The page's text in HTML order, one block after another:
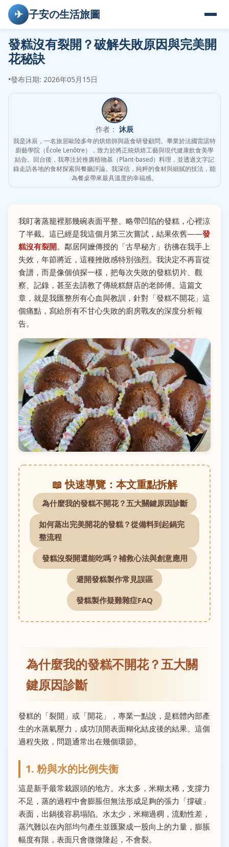
✈ 子安の生活旅圖
發糕沒有裂開？破解失敗原因與完美開
花秘訣
•發布日期: 2026年05月15日
作者： 沐辰
我是沐辰，一名旅居歐陸多年的烘焙師與蔬食研發顧問。畢業於法國雷諾特
廚藝學院（École Lenôtre），致力於將正統烘焙工藝與現代健康飲食美學
結合。回台後，我專注於推廣植物基（Plant-based）料理，並透過文字記
錄走訪各地的食材探索與餐廳評論。我深信，純粹的食材與細膩的技法，能
為餐桌帶來最具溫度的幸福感。
我盯著蒸籠裡那幾碗表面平整、略帶凹陷的發糕，心裡涼
了半截。這已經是我這個月第三次嘗試，結果依舊——發
糕沒有裂開。鄰居阿嬤傳授的「古早秘方」彷彿在我手上
失效，年節將近，這種挫敗感特別強烈。我決定不再盲從
食譜，而是像個偵探一樣，把每次失敗的發糕切片、觀
察、記錄，甚至去請教了傳統糕餅店的老師傅。這篇文
章，就是我匯整所有心血與教訓，針對「發糕不開花」這
個痛點，寫給所有不甘心失敗的廚房戰友的深度分析報
告。
📖 快速導覽：本文重點拆解
為什麼我的發糕不開花？五大關鍵原因診斷
如何蒸出完美開花的發糕？從備料到起鍋完
整流程
發糕沒裂開還能吃嗎？補救心法與創意應用
避開發糕製作常見誤區
發糕製作疑難雜症FAQ
為什麼我的發糕不開花？五大關
鍵原因診斷
發糕的「裂開」或「開花」，專業一點說，是糕體內部產
生的水蒸氣壓力，成功頂開表面糊化結皮後的結果。這個
過程失敗，問題通常出在幾個環節。
1. 粉與水的比例失衡
這是新手最常栽跟頭的地方。水太多，米糊太稀，支撐力
不足，蒸的過程中會膨脹但無法形成足夠的張力「撐破」
表面，出鍋後容易塌陷。水太少，米糊過稠，流動性差，
蒸汽難以在內部均勻產生並匯聚成一股向上的力量，膨脹
幅度有限，表面只會微微隆起，不會裂。